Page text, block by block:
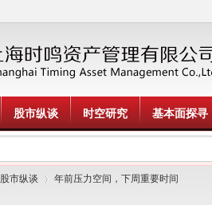
股市纵谈 时空研究 基本面探寻
股市纵谈 年前压力空间，下周重要时间